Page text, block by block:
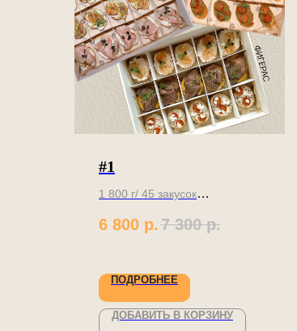
#1
1 800 г/ 45 закусок
Сет из 9 видов брускетт
6 800 р.7 300 р.
ПОДРОБНЕЕ
ДОБАВИТЬ В КОРЗИНУ